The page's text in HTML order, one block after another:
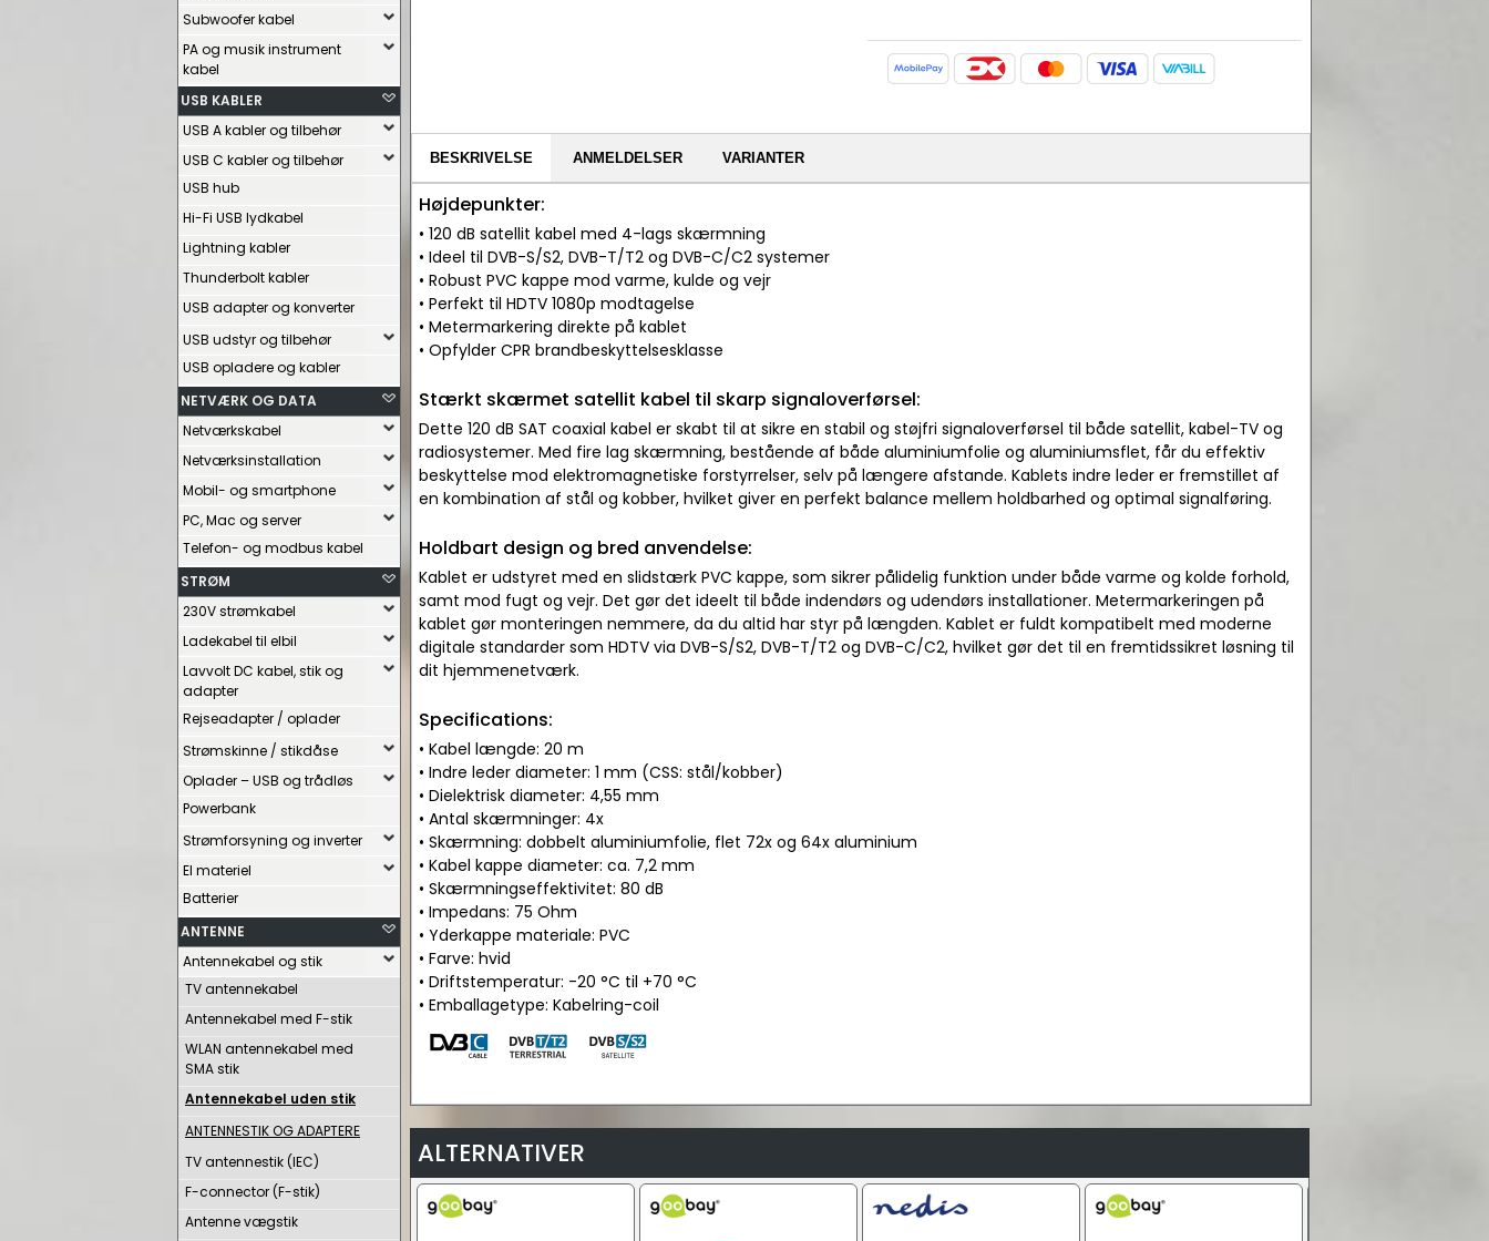
Subwoofer kabel
PA og musik instrument
kabel
USB KABLER
USB A kabler og tilbehør
USB C kabler og tilbehør
USB hub
Hi-Fi USB lydkabel
Lightning kabler
Thunderbolt kabler
USB adapter og konverter
USB udstyr og tilbehør
USB opladere og kabler
NETVÆRK OG DATA
Netværkskabel
Netværksinstallation
Mobil- og smartphone
PC, Mac og server
Telefon- og modbus kabel
STRØM
230V strømkabel
Ladekabel til elbil
Lavvolt DC kabel, stik og
adapter
Rejseadapter / oplader
Strømskinne / stikdåse
Oplader – USB og trådløs
Powerbank
Strømforsyning og inverter
El materiel
Batterier
ANTENNE
Antennekabel og stik
TV antennekabel
Antennekabel med F-stik
WLAN antennekabel med
SMA stik
Antennekabel uden stik
ANTENNESTIK OG ADAPTERE
TV antennestik (IEC)
F-connector (F-stik)
Antenne vægstik
BESKRIVELSE ANMELDELSER VARIANTER
Højdepunkter:
• 120 dB satellit kabel med 4-lags skærmning
• Ideel til DVB-S/S2, DVB-T/T2 og DVB-C/C2 systemer
• Robust PVC kappe mod varme, kulde og vejr
• Perfekt til HDTV 1080p modtagelse
• Metermarkering direkte på kablet
• Opfylder CPR brandbeskyttelsesklasse
Stærkt skærmet satellit kabel til skarp signaloverførsel:
Dette 120 dB SAT coaxial kabel er skabt til at sikre en stabil og støjfri signaloverførsel til både satellit, kabel-TV og
radiosystemer. Med fire lag skærmning, bestående af både aluminiumfolie og aluminiumsflet, får du effektiv
beskyttelse mod elektromagnetiske forstyrrelser, selv på længere afstande. Kablets indre leder er fremstillet af
en kombination af stål og kobber, hvilket giver en perfekt balance mellem holdbarhed og optimal signalføring.
Holdbart design og bred anvendelse:
Kablet er udstyret med en slidstærk PVC kappe, som sikrer pålidelig funktion under både varme og kolde forhold,
samt mod fugt og vejr. Det gør det ideelt til både indendørs og udendørs installationer. Metermarkeringen på
kablet gør monteringen nemmere, da du altid har styr på længden. Kablet er fuldt kompatibelt med moderne
digitale standarder som HDTV via DVB-S/S2, DVB-T/T2 og DVB-C/C2, hvilket gør det til en fremtidssikret løsning til
dit hjemmenetværk.
Specifications:
• Kabel længde: 20 m
• Indre leder diameter: 1 mm (CSS: stål/kobber)
• Dielektrisk diameter: 4,55 mm
• Antal skærmninger: 4x
• Skærmning: dobbelt aluminiumfolie, flet 72x og 64x aluminium
• Kabel kappe diameter: ca. 7,2 mm
• Skærmningseffektivitet: 80 dB
• Impedans: 75 Ohm
• Yderkappe materiale: PVC
• Farve: hvid
• Driftstemperatur: -20 °C til +70 °C
• Emballagetype: Kabelring-coil
ALTERNATIVER